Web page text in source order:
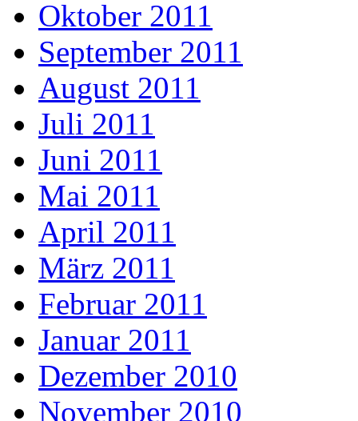
Oktober 2011
September 2011
August 2011
Juli 2011
Juni 2011
Mai 2011
April 2011
März 2011
Februar 2011
Januar 2011
Dezember 2010
November 2010